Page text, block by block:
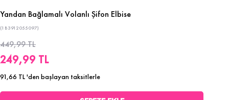
Yandan Bağlamalı Volanlı Şifon Elbise
(1B3912055097)
449,99 TL
249,99 TL
91,66 TL'den başlayan taksitlerle